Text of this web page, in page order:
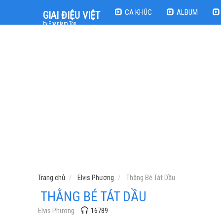
GIAI ĐIỆU VIỆT
by Phantam Top
CA KHÚC ALBUM
Trang chủ Elvis Phương Thằng Bé Tát Dầu
THẰNG BÉ TÁT DẦU
Elvis Phương 16789